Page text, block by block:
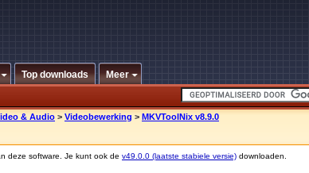
Top downloads Meer
& Audio > Videobewerking > MKVToolNix v8.9.0
deze software. Je kunt ook de v49.0.0 (laatste stabiele versie) downloaden.